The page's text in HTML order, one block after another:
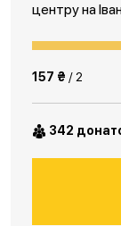
центру на
157 ₴ / 2
342